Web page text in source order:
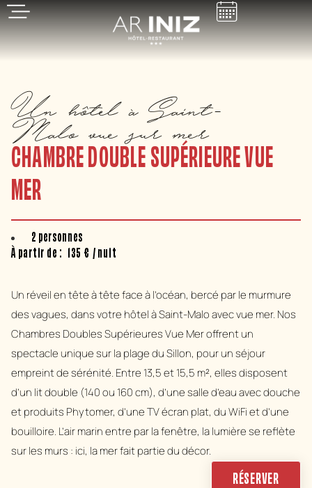
Un hôtel à Saint-
Malo vue sur mer
CHAMBRE DOUBLE SUPÉRIEURE VUE
MER
2 personnes
À partir de : 135 € / nuit
Un réveil en tête à tête face à l’océan, bercé par le murmure
des vagues, dans votre hôtel à Saint-Malo avec vue mer. Nos
Chambres Doubles Supérieures Vue Mer offrent un
spectacle unique sur la plage du Sillon, pour un séjour
empreint de sérénité. Entre 13,5 et 15,5 m², elles disposent
d’un lit double (140 ou 160 cm), d’une salle d’eau avec douche
et produits Phytomer, d’une TV écran plat, du WiFi et d’une
bouilloire. L’air marin entre par la fenêtre, la lumière se reflète
sur les murs : ici, la mer fait partie du décor.
RÉSERVER